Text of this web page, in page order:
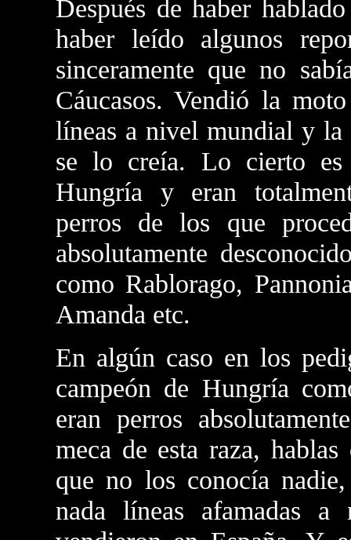
Después de haber
haber leído algunos
sinceramente que no
Cáucasos. Vendió la
líneas a nivel mundial y la
se lo creía. Lo cierto es
Hungría y eran
perros de los que
absolutamente
como Rablorago,
Amanda etc.
En algún caso en los
campeón de Hungría
eran perros
meca de esta raza,
que no los conocía
nada líneas afamadas